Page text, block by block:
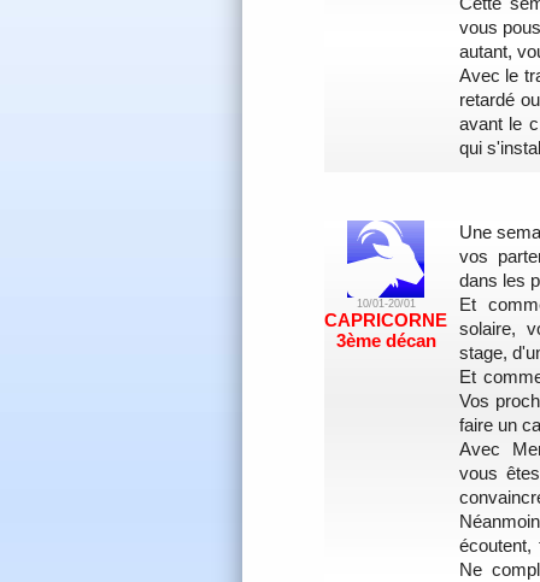
vous
autant,
Avec le
retardé
avant le
qui
10/01-20/01
CAPRICORNE
3ème décan
Une
vos
dans les
Et
solaire,
stage,
Et
Vos
faire un
Avec
vous
Ne